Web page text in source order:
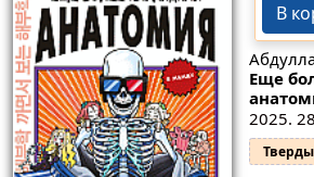
В
Еще
2025.